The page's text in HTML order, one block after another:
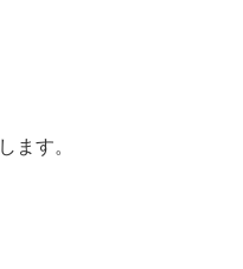
します。